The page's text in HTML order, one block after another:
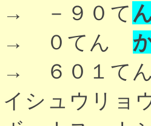
－９０て
→ ０てん
６０１て
イシュウリョ